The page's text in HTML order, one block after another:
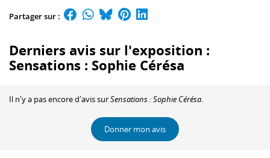
Partager sur :
Derniers avis sur l'exposition :
Sensations : Sophie Cérésa
Il n'y a pas encore d'avis surSensations : Sophie Cérésa.
Donner mon avis